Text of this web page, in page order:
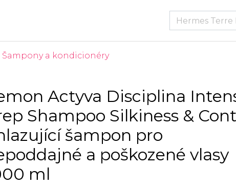
Šampony a kondicionéry
Actyva Disciplina
Shampoo Silkiness &
šampon pro
a poškozené vlasy
ml